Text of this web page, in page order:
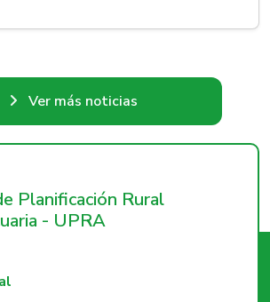
Ver más noticias
Planificación Rural
- UPRA